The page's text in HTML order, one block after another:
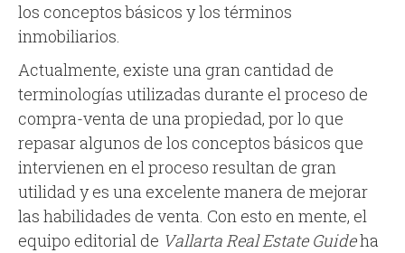
los conceptos básicos y los términos
inmobiliarios.
Actualmente, existe una gran cantidad de
terminologías utilizadas durante el proceso de
compra-venta de una propiedad, por lo que
repasar algunos de los conceptos básicos que
intervienen en el proceso resultan de gran
utilidad y es una excelente manera de mejorar
las habilidades de venta. Con esto en mente, el
equipo editorial de Vallarta Real Estate Guideha